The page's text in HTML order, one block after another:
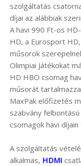
szolgáltatás
díjai az alábbiak
A havi 990 Ft-os
HD, a Eurosport
műsorok
Olimpiai Játékokat
HD HBO csomag
műsorát
MaxPak előfizetés
szabvány felbontású
csomagok havi
A szolgáltatás
alkalmas, HDMI